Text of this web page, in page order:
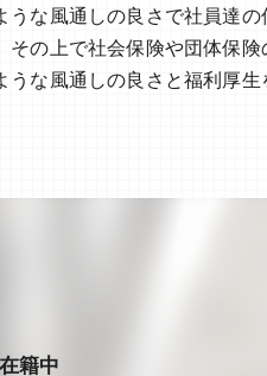
な風通しの良さで社員達
の上で社会保険や団体保
な風通しの良さと福利厚
籍中